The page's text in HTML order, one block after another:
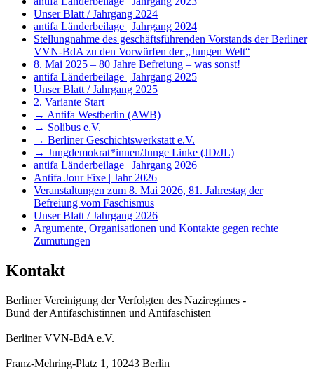
Unser Blatt / Jahrgang 2024
antifa Länderbeilage | Jahrgang 2024
Stellungnahme des geschäftsführenden Vorstands der Berliner
VVN-BdA zu den Vorwürfen der „Jungen Welt“
8. Mai 2025 – 80 Jahre Befreiung – was sonst!
antifa Länderbeilage | Jahrgang 2025
Unser Blatt / Jahrgang 2025
2. Variante Start
→ Antifa Westberlin (AWB)
→ Solibus e.V.
→ Berliner Geschichtswerkstatt e.V.
→ Jungdemokrat*innen/Junge Linke (JD/JL)
antifa Länderbeilage | Jahrgang 2026
Antifa Jour Fixe | Jahr 2026
Veranstaltungen zum 8. Mai 2026, 81. Jahrestag der
Befreiung vom Faschismus
Unser Blatt / Jahrgang 2026
Argumente, Organisationen und Kontakte gegen rechte
Zumutungen
Kontakt
Berliner Vereinigung der Verfolgten des Naziregimes -
Bund der Antifaschistinnen und Antifaschisten
Berliner VVN-BdA e.V.
Franz-Mehring-Platz 1, 10243 Berlin